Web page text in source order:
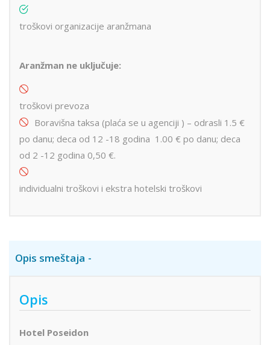
troškovi organizacije aranžmana
Aranžman ne uključuje:
troškovi prevoza
Boravišna taksa (plaća se u agenciji ) – odrasli 1.5 €
po danu; deca od 12 -18 godina 1.00 € po danu; deca
od 2 -12 godina 0,50 €.
individualni troškovi i ekstra hotelski troškovi
Opis smeštaja
Opis
Hotel Poseidon